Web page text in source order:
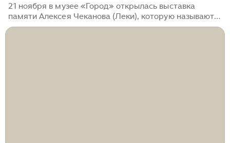
21 ноября в музее «Город» открылась выставка
памяти Алексея Чеканова (Леки), которую называют
грандиозной и ошеломительной. В двух залах музея